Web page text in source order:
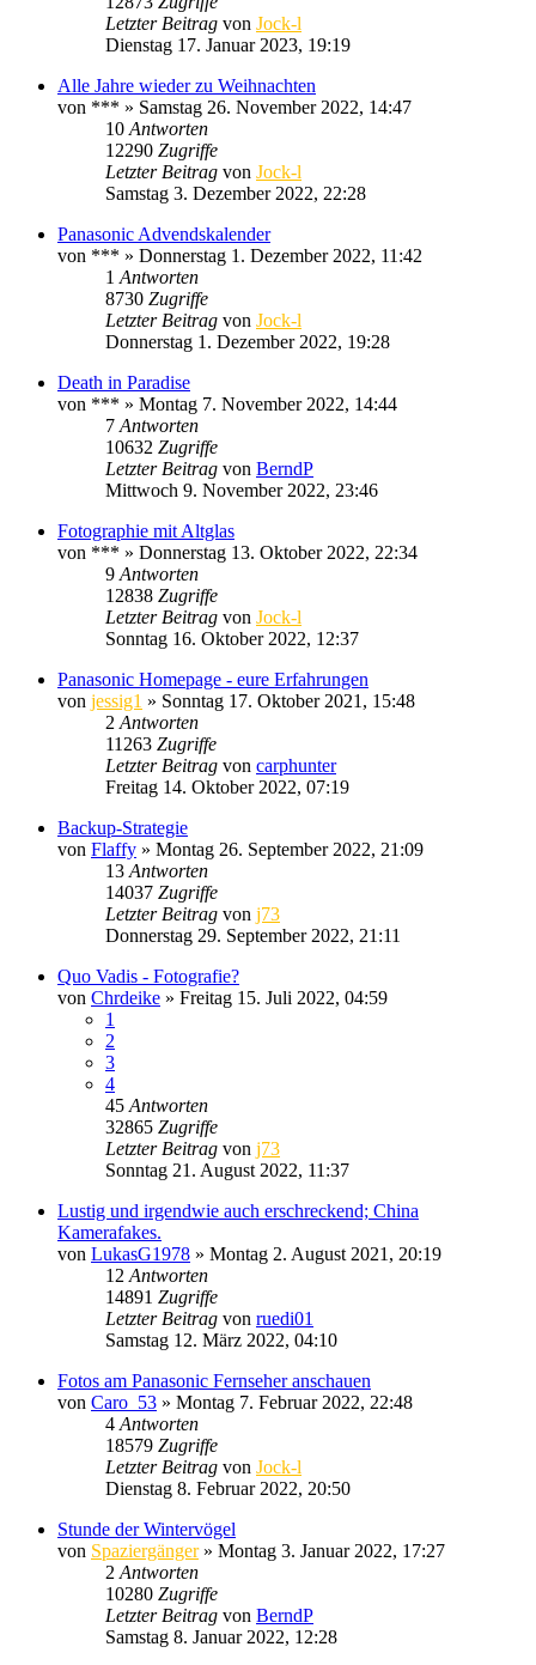
Letzter Beitrag von Jock-l
Dienstag 17. Januar 2023, 19:19
Alle Jahre wieder zu Weihnachten
von *** » Samstag 26. November 2022, 14:47
10 Antworten
12290 Zugriffe
Letzter Beitrag von Jock-l
Samstag 3. Dezember 2022, 22:28
Panasonic Advendskalender
von *** » Donnerstag 1. Dezember 2022, 11:42
1 Antworten
8730 Zugriffe
Letzter Beitrag von Jock-l
Donnerstag 1. Dezember 2022, 19:28
Death in Paradise
von *** » Montag 7. November 2022, 14:44
7 Antworten
10632 Zugriffe
Letzter Beitrag von BerndP
Mittwoch 9. November 2022, 23:46
Fotographie mit Altglas
von *** » Donnerstag 13. Oktober 2022, 22:34
9 Antworten
12838 Zugriffe
Letzter Beitrag von Jock-l
Sonntag 16. Oktober 2022, 12:37
Panasonic Homepage - eure Erfahrungen
von jessig1 » Sonntag 17. Oktober 2021, 15:48
2 Antworten
11263 Zugriffe
Letzter Beitrag von carphunter
Freitag 14. Oktober 2022, 07:19
Backup-Strategie
von Flaffy » Montag 26. September 2022, 21:09
13 Antworten
14037 Zugriffe
Letzter Beitrag von j73
Donnerstag 29. September 2022, 21:11
Quo Vadis - Fotografie?
von Chrdeike » Freitag 15. Juli 2022, 04:59
1
2
3
4
45 Antworten
32865 Zugriffe
Letzter Beitrag von j73
Sonntag 21. August 2022, 11:37
Lustig und irgendwie auch erschreckend; China
Kamerafakes.
von LukasG1978 » Montag 2. August 2021, 20:19
12 Antworten
14891 Zugriffe
Letzter Beitrag von ruedi01
Samstag 12. März 2022, 04:10
Fotos am Panasonic Fernseher anschauen
von Caro_53 » Montag 7. Februar 2022, 22:48
4 Antworten
18579 Zugriffe
Letzter Beitrag von Jock-l
Dienstag 8. Februar 2022, 20:50
Stunde der Wintervögel
von Spaziergänger» Montag 3. Januar 2022, 17:27
2 Antworten
10280 Zugriffe
Letzter Beitrag von BerndP
Samstag 8. Januar 2022, 12:28